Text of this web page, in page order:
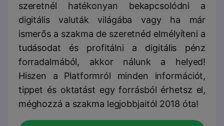
szeretnél hatékonyan bekapcsolódni a
digitális valuták világába vagy ha már
ismerős a szakma de szeretnéd elmélyíteni a
tudásodat és profitálni a digitális pénz
forradalmából, akkor nálunk a helyed!
Hiszen a Platformról minden információt,
tippet és oktatást egy forrásból érhetsz el,
méghozzá a szakma legjobbjaitól 2018 óta!